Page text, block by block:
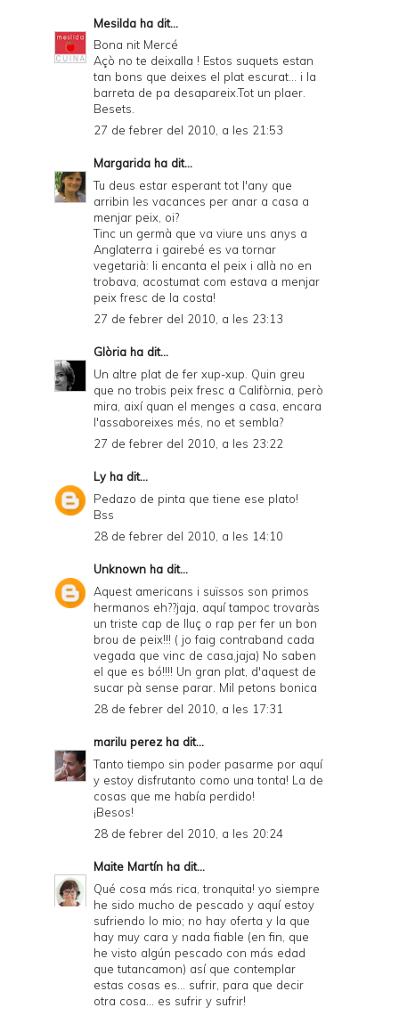
Mesilda ha dit...
Bona nit Mercé
Açò no te deixalla ! Estos suquets estan
tan bons que deixes el plat escurat... i la
barreta de pa desapareix.Tot un plaer.
Besets.
27 de febrer del 2010, a les 21:53
Margarida ha dit...
Tu deus estar esperant tot l'any que
arribin les vacances per anar a casa a
menjar peix, oi?
Tinc un germà que va viure uns anys a
Anglaterra i gairebé es va tornar
vegetarià: li encanta el peix i allà no en
trobava, acostumat com estava a menjar
peix fresc de la costa!
27 de febrer del 2010, a les 23:13
Glòria ha dit...
Un altre plat de fer xup-xup. Quin greu
que no trobis peix fresc a Califòrnia, però
mira, així quan el menges a casa, encara
l'assaboreixes més, no et sembla?
27 de febrer del 2010, a les 23:22
Lyha dit...
Pedazo de pinta que tiene ese plato!
Bss
28 de febrer del 2010, a les 14:10
Unknown ha dit...
Aquest americans i suïssos son primos
hermanos eh??jaja, aquí tampoc trovaràs
un triste cap de lluç o rap per fer un bon
brou de peix!!! ( jo faig contraband cada
vegada que vinc de casa,jaja) No saben
el que es bó!!!! Un gran plat, d'aquest de
sucar pà sense parar. Mil petons bonica
28 de febrer del 2010, a les 17:31
marilu perezha dit...
Tanto tiempo sin poder pasarme por aquí
y estoy disfrutanto como una tonta! La de
cosas que me había perdido!
¡Besos!
28 de febrer del 2010, a les 20:24
Maite Martín ha dit...
Qué cosa más rica, tronquita! yo siempre
he sido mucho de pescado y aquí estoy
sufriendo lo mio; no hay oferta y la que
hay muy cara y nada fiable (en fin, que
he visto algún pescado con más edad
que tutancamon) así que contemplar
estas cosas es... sufrir, para que decir
otra cosa... es sufrir y sufrir!